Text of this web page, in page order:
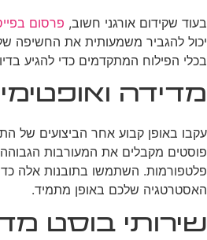
בעוד שקידום אורגני חשוב, פרסום
יכול להגביר משמעותית את החשיפה
בכלי הפילוח המתקדמים כדי להגיע
מדידה
עקבו באופן קבוע אחר הביצועים של
פוסטים מקבלים את המעורבות הגבוהה
פלטפורמות. השתמשו בתובנות אלה
האסטרטגיה שלכם באופן מתמיד.
שירותי בוסט